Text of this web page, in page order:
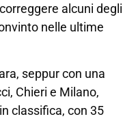
alcuni degli
nelle ultime
seppur con una
Chieri e Milano,
classifica, con 35